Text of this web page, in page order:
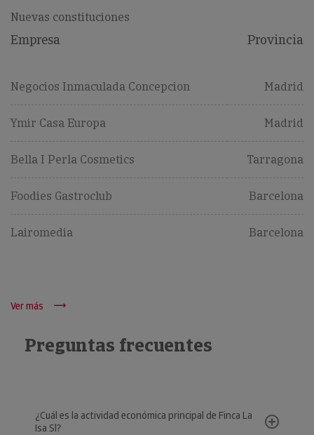
Nuevas constituciones
Empresa Provincia
Negocios Inmaculada Concepcion Madrid
Ymir Casa Europa Madrid
Bella I Perla Cosmetics Tarragona
Foodies Gastroclub Barcelona
Lairomedia Barcelona
Ver más
Preguntas frecuentes
¿Cuál es la actividad económica principal de Finca La
Isa Sl?